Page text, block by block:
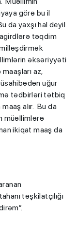
görə bu il
da yaxşı hal deyil.
təqdim
əksəriyyəti
az,
uğur
tədbirləri tətbiq
alır. Bu da
müəllimlərə
ikiqat maaş da
təşkilatçılığı